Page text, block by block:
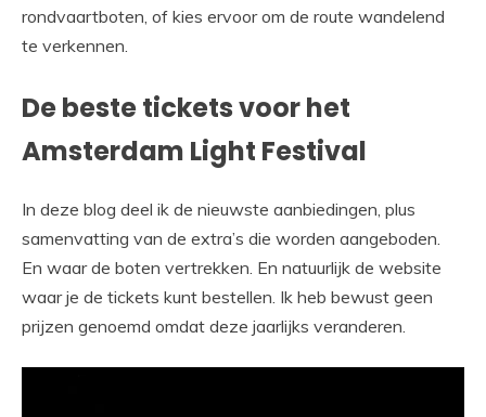
rondvaartboten, of kies ervoor om de route wandelend
te verkennen.
De beste tickets voor het
Amsterdam Light Festival
In deze blog deel ik de nieuwste aanbiedingen, plus
samenvatting van de extra’s die worden aangeboden.
En waar de boten vertrekken. En natuurlijk de website
waar je de tickets kunt bestellen. Ik heb bewust geen
prijzen genoemd omdat deze jaarlijks veranderen.